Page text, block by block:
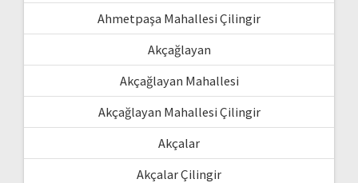
Ahmetpaşa Mahallesi Çilingir
Akçağlayan
Akçağlayan Mahallesi
Akçağlayan Mahallesi Çilingir
Akçalar
Akçalar Çilingir